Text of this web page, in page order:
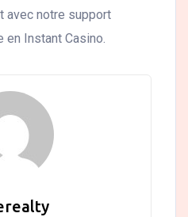
avec notre support
en Instant Casino.